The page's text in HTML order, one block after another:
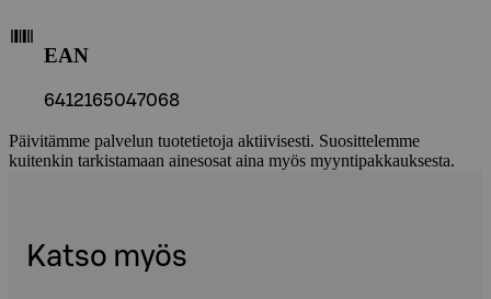
EAN
6412165047068
Päivitämme palvelun tuotetietoja aktiivisesti. Suosittelemme
kuitenkin tarkistamaan ainesosat aina myös myyntipakkauksesta.
Katso myös